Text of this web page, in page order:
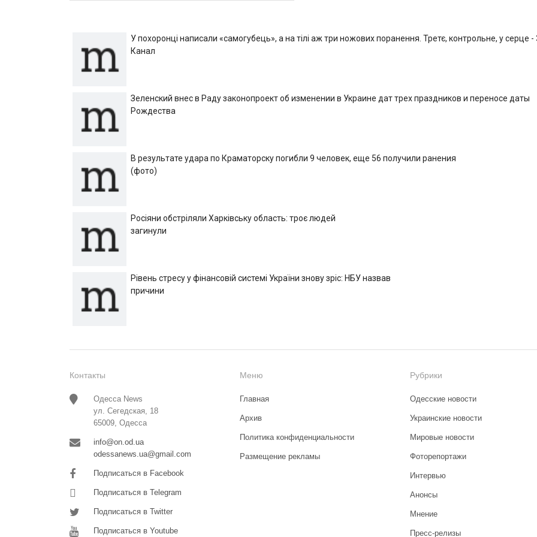
У похоронці написали «самогубець», а на тілі аж три ножових поранення. Третє, контрольне, у серце -
Канал
Зеленский внес в Раду законопроект об изменении в Украине дат трех праздников и переносе даты
Рождества
В результате удара по Краматорску погибли 9 человек, еще 56 получили ранения
(фото)
Росіяни обстріляли Харківську область: троє людей
загинули
Рівень стресу у фінансовій системі України знову зріс: НБУ назвав
причини
Контакты
Одесса News
ул. Сегедская, 18
65009, Одесса
info@on.od.ua
odessanews.ua@gmail.com
Подписаться в Facebook
Подписаться в Telegram
Подписаться в Twitter
Подписаться в Youtube
Меню
Главная
Архив
Политика конфиденциальности
Размещение рекламы
Рубрики
Одесские новости
Украинские новости
Мировые новости
Фоторепортажи
Интервью
Анонсы
Мнение
Пресс-релизы